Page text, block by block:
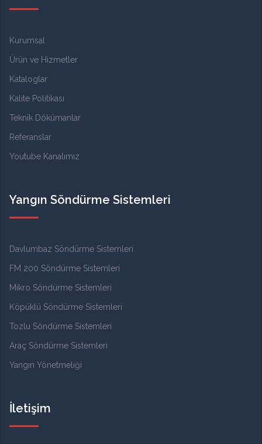
Kurumsal
Ürün ve Hizmetler
Kataloglar
Kalite Politikası
Teknik Dökümanlar
Referanslar
Youtube Kanalımız
Yangın Söndürme Sistemleri
Davlumbaz Söndürme Sistemleri
FM 200 Söndürme Sistemleri
Mikro Söndürme Sistemleri
Köpüklü Söndürme Sistemleri
Tozlu Söndürme Sistemleri
Araç Söndürme Sistemleri
Yangın Yönetmeliği
İletişim